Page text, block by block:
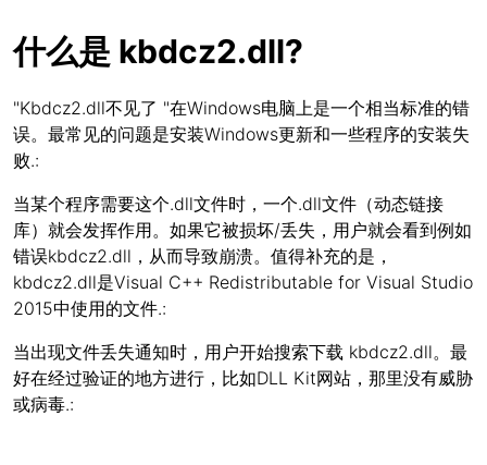
什么是 kbdcz2.dll?
"Kbdcz2.dll不见了 "在Windows电脑上是一个相当标准的错
误。最常见的问题是安装Windows更新和一些程序的安装失
败.:
当某个程序需要这个.dll文件时，一个.dll文件（动态链接
库）就会发挥作用。如果它被损坏/丢失，用户就会看到例如
错误kbdcz2.dll，从而导致崩溃。值得补充的是，
kbdcz2.dll是Visual C++ Redistributable for Visual Studio
2015中使用的文件.:
当出现文件丢失通知时，用户开始搜索下载 kbdcz2.dll。最
好在经过验证的地方进行，比如DLL Kit网站，那里没有威胁
或病毒.: